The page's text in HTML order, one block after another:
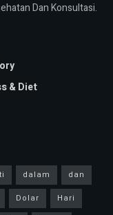
Dan Konsultasi.
& Diet
dalam
dan
Dolar
Hari